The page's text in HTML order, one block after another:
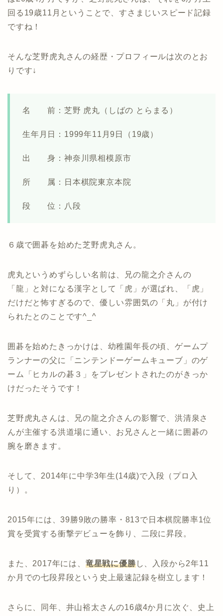
回る19歳11月ということで、すさまじいスピード記録
ですね！
そんな芝野虎丸さんの経歴・プロフィールは次のとお
りです↓
名 前：芝野 虎丸（しばの とらまる）
生年月日：1999年11月9日（19歳）
出 身：神奈川県相模原市
所 属：日本棋院東京本院
段 位：八段
６歳で囲碁を始めた芝野虎丸さん。
虎丸というめずらしい名前は、兄の龍之介さんの
「龍」と対になる漢字として「虎」が選ばれ、「虎」
だけだと怖すぎるので、優しい雰囲気の「丸」が付け
られたとのことです^_^
囲碁を始めたきっかけは、幼稚園年長の頃、ゲームプ
ランナーの父に「ニンテンドーゲームキューブ」のゲ
ーム「ヒカルの碁３」をプレゼントされたのがきっか
けだったそうです！
芝野虎丸さんは、兄の龍之介さんの影響で、洪清泉さ
んが主催する洪道場に通い、お兄さんと一緒に囲碁の
腕を磨きます。
そして、2014年に中学3年生(14歳)で入段（プロ入
り）。
2015年には、39勝9敗の勝率・813で日本棋院勝率1位
賞を受賞する衝撃デビューを飾り、二段に昇段。
また、2017年には、 竜星戦に優勝し、入段から2年11
か月での七段昇段という史上最速記録を樹立します！
さらに、同年、井山裕太さんの16歳4か月に次ぐ、史上